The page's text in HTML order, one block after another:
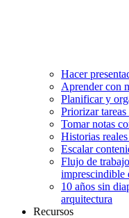
Hacer
Aprender con
Planificar y
Priorizar tareas
Tomar notas
Historias
Escalar
Flujo de
imprescindible
10 años sin
arquitectura
Recursos